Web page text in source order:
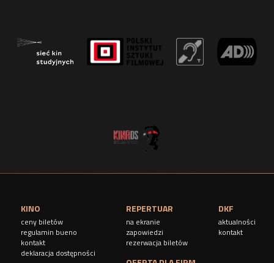
KINO
ceny biletów
regulamin bueno
kontakt
deklaracja dostępności
REPERTUAR
na ekranie
zapowiedzi
rezerwacja biletów
DKF
aktualności
kontakt